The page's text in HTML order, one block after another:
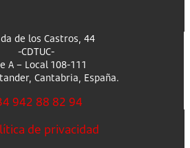
de los Castros, 44
-CDTUC-
A – Local 108-111
Cantabria, España.
942 88 82 94
de privacidad